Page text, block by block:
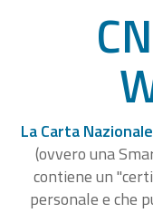
La Carta
(ovvero una
contiene un
personale e che